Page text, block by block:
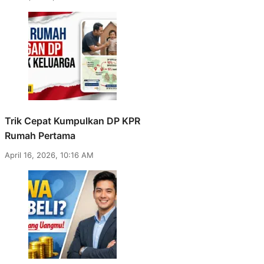
Trik Cepat Kumpulkan DP KPR
Rumah Pertama
April 16, 2026, 10:16 AM